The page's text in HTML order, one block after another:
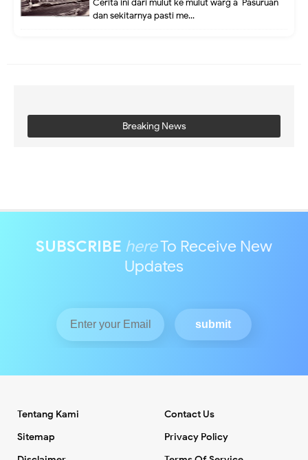
Cerita ini dari mulut ke mulut warg a Pasuruan
dan sekitarnya pasti me...
Breaking News
SUBSCRIBE hereTo Receive New
Updates
Tentang Kami
Contact Us
Sitemap
Privacy Policy